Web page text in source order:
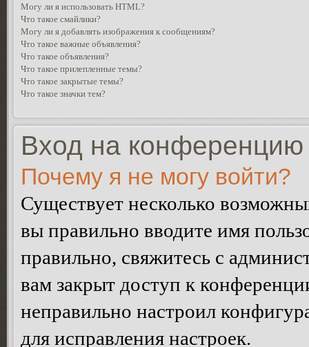
Могу ли я использовать HTML?
Что такое смайлики?
Могу ли я добавлять изображения к сообщениям?
Что такое важные объявления?
Что такое объявления?
Что такое прилепленные темы?
Что такое закрытые темы?
Что такое значки тем?
Вход на конференцию
Почему я не могу войти?
Существует несколько
вы правильно вводите имя
правильно, свяжитесь с
вам закрыт доступ к
неправильно настроил
для исправления настроек.